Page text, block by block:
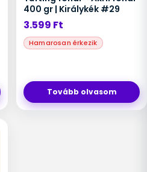
400 gr | Királykék #29
3.599 Ft
Tovább olvasom